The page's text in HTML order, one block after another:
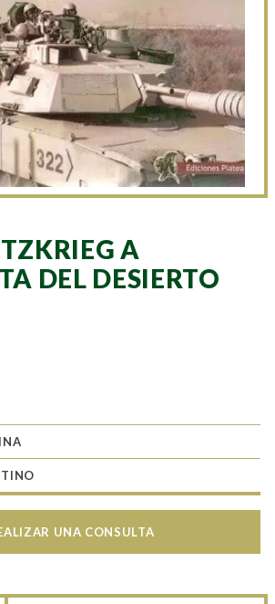
A
DEL DESIERTO
UNA CONSULTA